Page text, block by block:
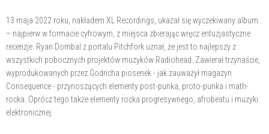
13 maja 2022 roku, nakładem XL Recordings, ukazał się wyczekiwany album
– najpierw w formacie cyfrowym, z miejsca zbierając wręcz entuzjastyczne
recenzje. Ryan Dombal z portalu Pitchfork uznał, że jest to najlepszy z
wszystkich pobocznych projektów muzyków Radiohead. Zawierał trzynaście,
wyprodukowanych przez Godricha piosenek - jak zauważył magazyn
Consequence - przynoszących elementy post-punka, proto-punka i math-
rocka. Oprócz tego także elementy rocka progresywnego, afrobeatu i muzyki
elektronicznej.